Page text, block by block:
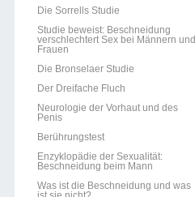
Die Sorrells Studie
Studie beweist: Beschneidung
verschlechtert Sex bei Männern und
Frauen
Die Bronselaer Studie
Der Dreifache Fluch
Neurologie der Vorhaut und des
Penis
Berührungstest
Enzyklopädie der Sexualität:
Beschneidung beim Mann
Was ist die Beschneidung und was